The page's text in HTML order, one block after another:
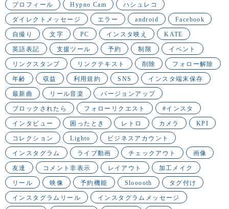
プロフィール Hypno Cam ハシュレコ
ダイレクトメッセージ エラー android Facebook
自撮り 文字 PC インスタ映え KATE
英語表記 支援ツール 予約 制限 イベント
リンクスタンプ リンクテキスト 削除 フォロー解除
年齢 収益 利用規約 SNS インスタ端末保存
最新曲 リール音楽 バージョンアップ
ブロックされたら フォローリクエスト #インスタ
インタビュー 困ったとき レトロ カメラ KPI
コレクション Lighto ビジネスアカウント
インスタグラム ライブ動画 チェックアウト 画像
友達 コメント非表示 レイアウト 加工メイク
リール 映像 予約機能 Slooooth タグ付け
インスタグラムリール インスタグラムメッセージ